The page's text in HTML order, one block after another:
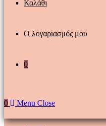
Καλάθι
Ο λογαριασμός μου
0
0 Menu Close